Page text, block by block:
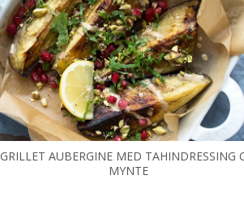
GRILLET AUBERGINE MED TAHINDRESSING
MYNTE